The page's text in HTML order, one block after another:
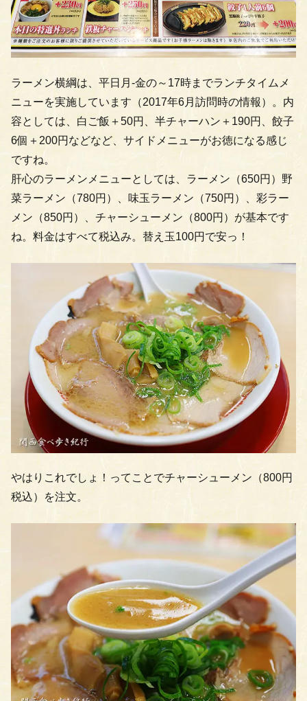
ラーメン横綱は、平日月-金の～17時までランチタイムメ
ニューを実施しています（2017年6月訪問時の情報）。内
容としては、白ご飯＋50円、半チャーハン＋190円、餃子
6個＋200円などなど、サイドメニューがお徳になる感じ
ですね。
肝心のラーメンメニューとしては、ラーメン（650円）野
菜ラーメン（780円）、味玉ラーメン（750円）、彩ラー
メン（850円）、チャーシューメン（800円）が基本です
ね。料金はすべて税込み。替え玉100円で安っ！
やはりこれでしょ！ってことでチャーシューメン（800円
税込）を注文。